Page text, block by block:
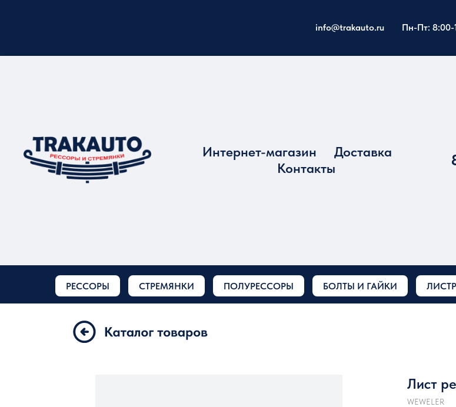
info@trakauto.ru Пн-Пт: 8:00-
Интернет-магазин
Доставка
Контакты
РЕССОРЫ СТРЕМЯНКИ ПОЛУРЕССОРЫ БОЛТЫ И ГАЙКИ
Лист
WEWELER